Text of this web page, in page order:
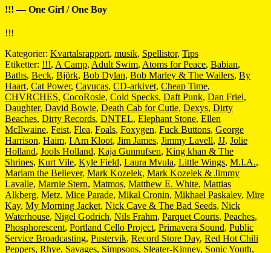
!!! — One Girl / One Boy
!!!
Kategorier: Kvartalsrapport, musik, Spellistor, Tips
Etiketter: !!!, A Camp, Adult Swim, Atoms for Peace, Babian,
Baths, Beck, Björk, Bob Dylan, Bob Marley & The Wailers, By
Haart, Cat Power, Cayucas, CD-arkivet, Cheap Time,
CHVRCHES, CocoRosie, Cold Specks, Daft Punk, Dan Friel,
Daughter, David Bowie, Death Cab for Cutie, Dexys, Dirty
Beaches, Dirty Records, DNTEL, Elephant Stone, Ellen
McIlwaine, Feist, Flea, Foals, Foxygen, Fuck Buttons, George
Harrison, Haim, I Am Kloot, Jim James, Jimmy Lavell, JJ, Jolie
Holland, Jools Holland, Kaja Gunnufsen, King khan & The
Shrines, Kurt Vile, Kyle Field, Laura Mvula, Little Wings, M.I.A.,
Mariam the Believer, Mark Kozelek, Mark Kozelek & Jimmy
Lavalle, Marnie Stern, Matmos, Matthew E. White, Mattias
Alkberg, Metz, Mice Parade, Mikal Cronin, Mikhael Paskalev, Mire
Kay, My Morning Jacket, Nick Cave & The Bad Seeds, Nick
Waterhouse, Nigel Godrich, Nils Frahm, Parquet Courts, Peaches,
Phosphorescent, Portland Cello Project, Primavera Sound, Public
Service Broadcasting, Pustervik, Record Store Day, Red Hot Chili
Peppers, Rhye, Savages, Simpsons, Sleater-Kinney, Sonic Youth,